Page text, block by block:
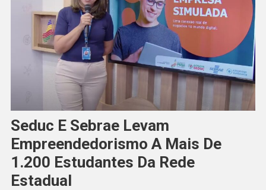
Seduc E Sebrae Levam
Empreendedorismo A Mais De
1.200 Estudantes Da Rede
Estadual